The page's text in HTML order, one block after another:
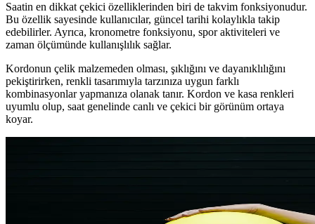
Saatin en dikkat çekici özelliklerinden biri de takvim fonksiyonudur.
Bu özellik sayesinde kullanıcılar, güncel tarihi kolaylıkla takip
edebilirler. Ayrıca, kronometre fonksiyonu, spor aktiviteleri ve
zaman ölçümünde kullanışlılık sağlar.
Kordonun çelik malzemeden olması, şıklığını ve dayanıklılığını
pekiştirirken, renkli tasarımıyla tarzınıza uygun farklı
kombinasyonlar yapmanıza olanak tanır. Kordon ve kasa renkleri
uyumlu olup, saat genelinde canlı ve çekici bir görünüm ortaya
koyar.